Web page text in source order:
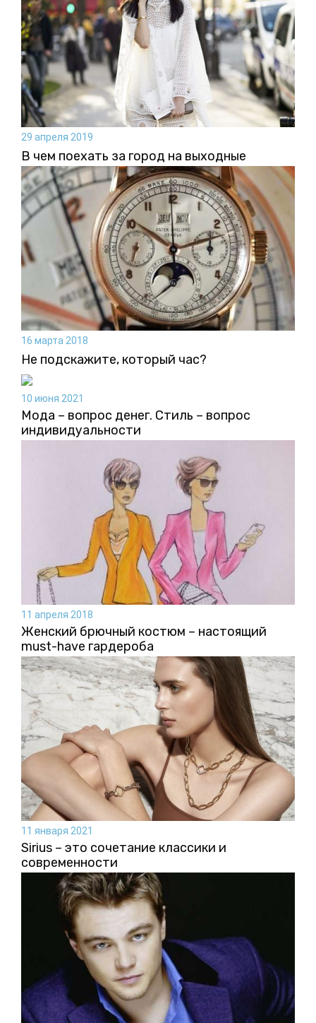
29 апреля 2019
В чем поехать за город на выходные
16 марта 2018
Не подскажите, который час?
10 июня 2021
Мода – вопрос денег. Стиль – вопрос
индивидуальности
11 апреля 2018
Женский брючный костюм – настоящий
must-have гардероба
11 января 2021
Sirius – это сочетание классики и
современности